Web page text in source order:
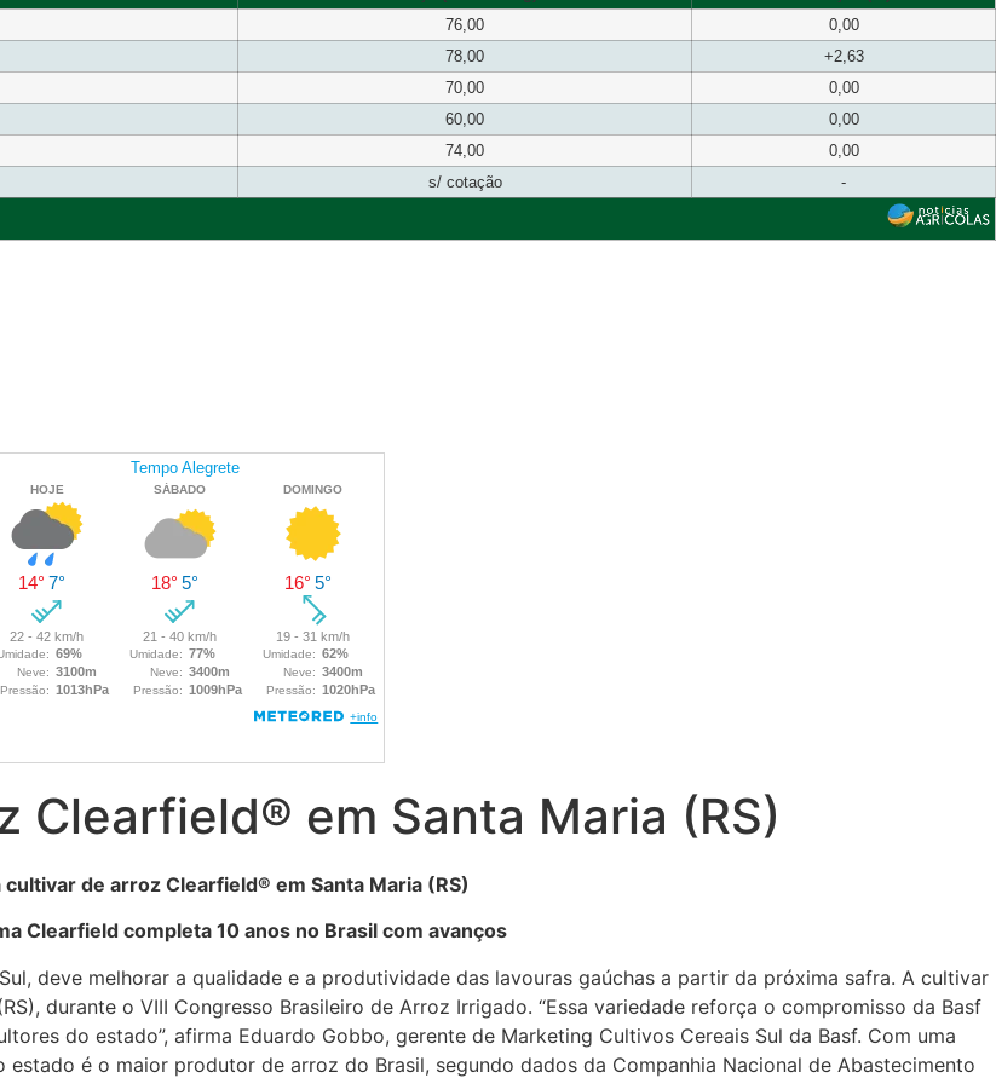
76,00
0,00
78,00
+2,63
70,00
0,00
60,00
0,00
74,00
0,00
s/ cotação
-
Clearfield® em Santa Maria (RS)
cultivar de arroz Clearfield® em Santa Maria (RS)
Clearfield completa 10 anos no Brasil com avanços
deve melhorar a qualidade e a produtividade das lavouras gaúchas a partir da próxima safra. A cultivar
durante o VIII Congresso Brasileiro de Arroz Irrigado. “Essa variedade reforça o compromisso da Basf
do estado”, afirma Eduardo Gobbo, gerente de Marketing Cultivos Cereais Sul da Basf. Com uma
é o maior produtor de arroz do Brasil, segundo dados da Companhia Nacional de Abastecimento